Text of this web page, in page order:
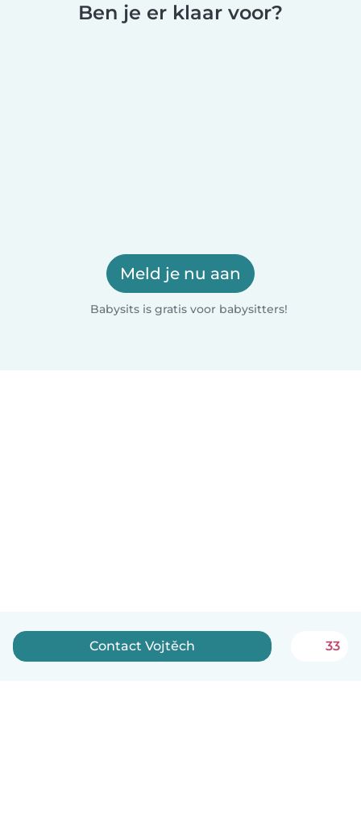
Ben je er klaar voor?
Meld je nu aan
Babysits is gratis voor babysitters!
Contact Vojtěch 33